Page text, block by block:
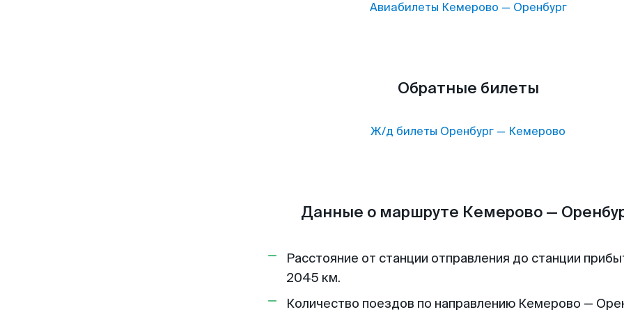
Авиабилеты Кемерово — Оренбург
Обратные билеты
Ж/д билеты Оренбург — Кемерово
Данные о маршруте Кемерово —
Расстояние от станции отправления до станции
2045 км.
Количество поездов по направлению Кемерово —